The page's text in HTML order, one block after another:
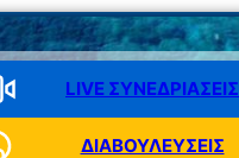
LIVE ΣΥΝΕΔΡΙΑΣΕΙΣ
ΔΙΑΒΟΥΛΕΥΣΕΙΣ